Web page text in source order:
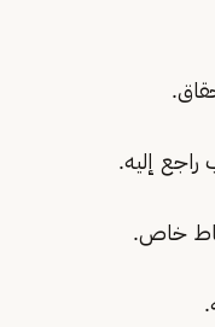
إليه.
خاص.